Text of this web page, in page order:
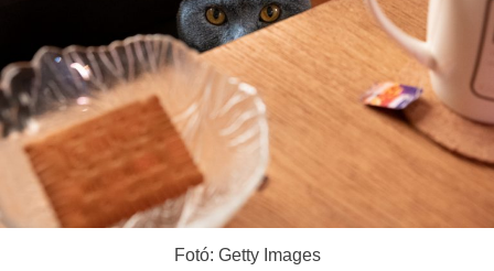
Fotó: Getty Images